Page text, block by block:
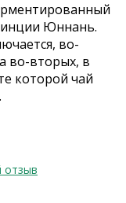
Юннань.
во-
во-вторых, в
которой чай
отзыв